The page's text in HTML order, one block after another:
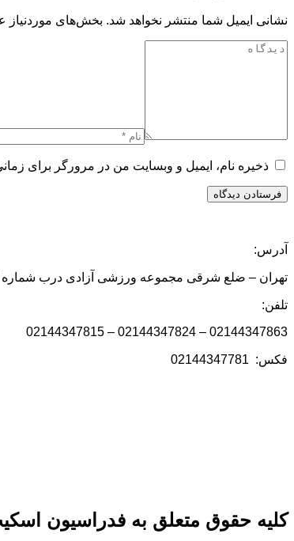
نشانی ایمیل شما منتشر نخواهد شد. بخش‌های موردنیاز
ذخیره نام، ایمیل و وبسایت من در مرورگر برای
آدرس:
تهران – ضلع شرقی مجموعه ورزشی آزادی درب شماره ۱۷
تلفن:
02144347863 – 02144347824 – 02144347815
فکس: 02144347781
کلیه حقوق متعلق به فدراسیون